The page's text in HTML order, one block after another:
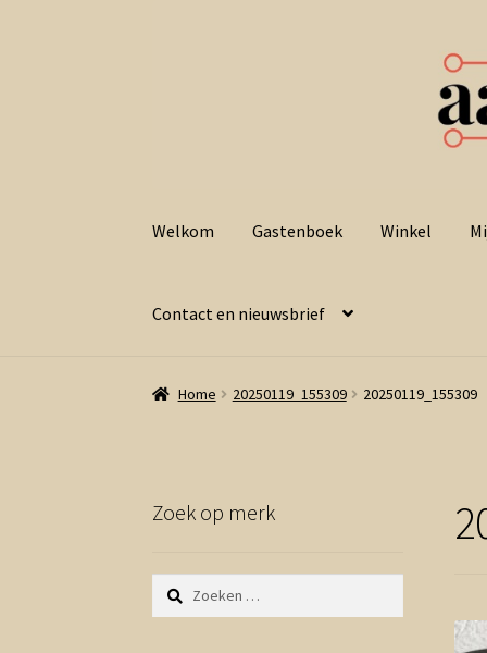
door
naar
Welkom Gastenboek Winkel
Contact en nieuwsbrief
Home 20250119_155309 20250119_155309
Zoek op merk
Zoeken
naar: